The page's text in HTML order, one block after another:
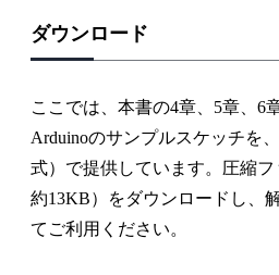
1-2 二足歩行ロボットの開発環
1-2-1 コントロールボード
1-3 本書で目指す二足歩行ロボ
2章 ROBO-ONEについて
2-1 ROBO-ONEとは
2-2 ROBO-ONEの進化の歴史
ダウンロード
ここでは、本書の4章、5章、6
Arduinoのサンプルスケッチを
式）で提供しています。圧縮フ
約13KB）をダウンロードし、
てご利用ください。